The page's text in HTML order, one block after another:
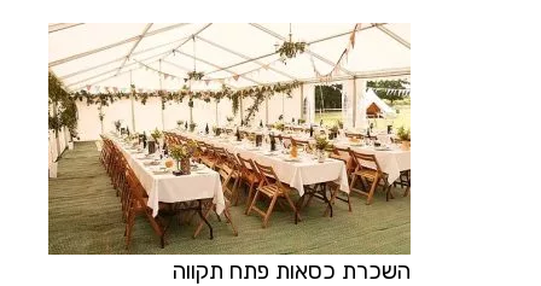
השכרת כסאות פתח תקווה